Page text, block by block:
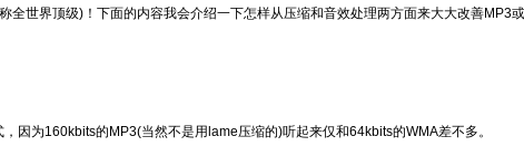
界顶级)！下面的内容我会介绍一下怎样从压缩和音效处理两方面来大大改善MP3或
为160kbits的MP3(当然不是用lame压缩的)听起来仅和64kbits的WMA差不多。